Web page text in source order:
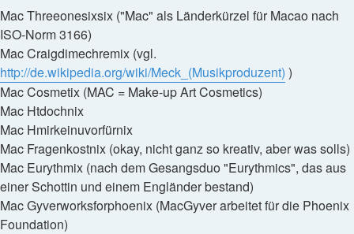
Mac Threeonesixsix ("Mac" als Länderkürzel für Macao nach
ISO-Norm 3166)
Mac Craigdimechremix (vgl.
http://de.wikipedia.org/wiki/Meck_(Musikproduzent) )
Mac Cosmetix (MAC = Make-up Art Cosmetics)
Mac Htdochnix
Mac Hmirkeinuvorfürnix
Mac Fragenkostnix (okay, nicht ganz so kreativ, aber was solls)
Mac Eurythmix (nach dem Gesangsduo "Eurythmics", das aus
einer Schottin und einem Engländer bestand)
Mac Gyverworksforphoenix (MacGyver arbeitet für die Phoenix
Foundation)